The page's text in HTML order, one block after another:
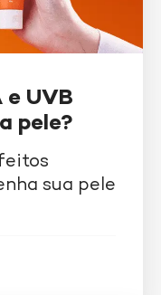
e UVB
pele?
sua pele